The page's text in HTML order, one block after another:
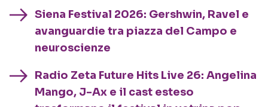
Siena Festival 2026: Gershwin, Ravel e
avanguardie tra piazza del Campo e
neuroscienze
Radio Zeta Future Hits Live 26: Angelina
Mango, J-Ax e il cast esteso